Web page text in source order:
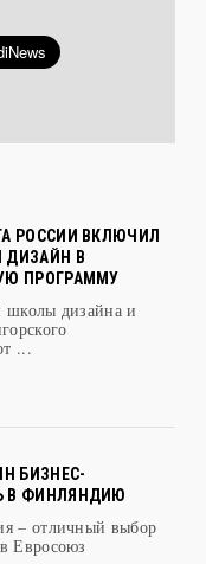
РОССИИ ВКЛЮЧИЛ
ПРОГРАММУ
дизайна и
БИЗНЕС-
В ФИНЛЯНДИЮ